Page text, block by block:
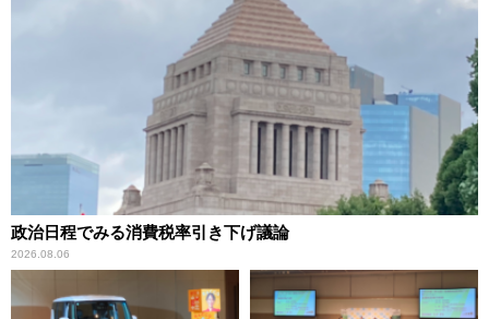
政治日程でみる消費税率引き下げ議論
2026.08.06